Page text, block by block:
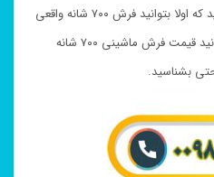
پس تا انتهای مقاله با ما همراه باشید که اولا بتوانید فرش ۷۰۰ شانه واقعی
را براحتی تشخیص دهید و نیز بتوانید قیمت فرش ماشینی ۷۰۰ شانه